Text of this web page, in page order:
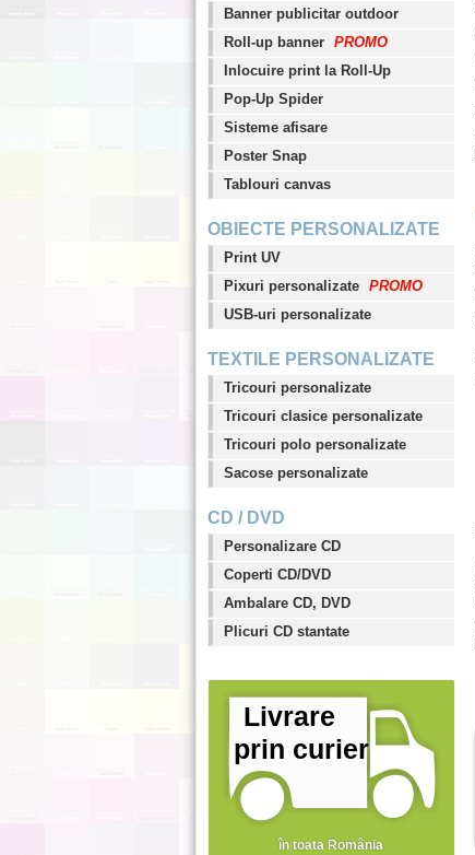
Banner publicitar outdoor
Roll-up banner PROMO
Inlocuire print la Roll-Up
Pop-Up Spider
Sisteme afisare
Poster Snap
Tablouri canvas
OBIECTE PERSONALIZATE
Print UV
Pixuri personalizate PROMO
USB-uri personalizate
TEXTILE PERSONALIZATE
Tricouri personalizate
Tricouri clasice personalizate
Tricouri polo personalizate
Sacose personalizate
CD / DVD
Personalizare CD
Coperti CD/DVD
Ambalare CD, DVD
Plicuri CD stantate
Livrare
prin curier
în toata România